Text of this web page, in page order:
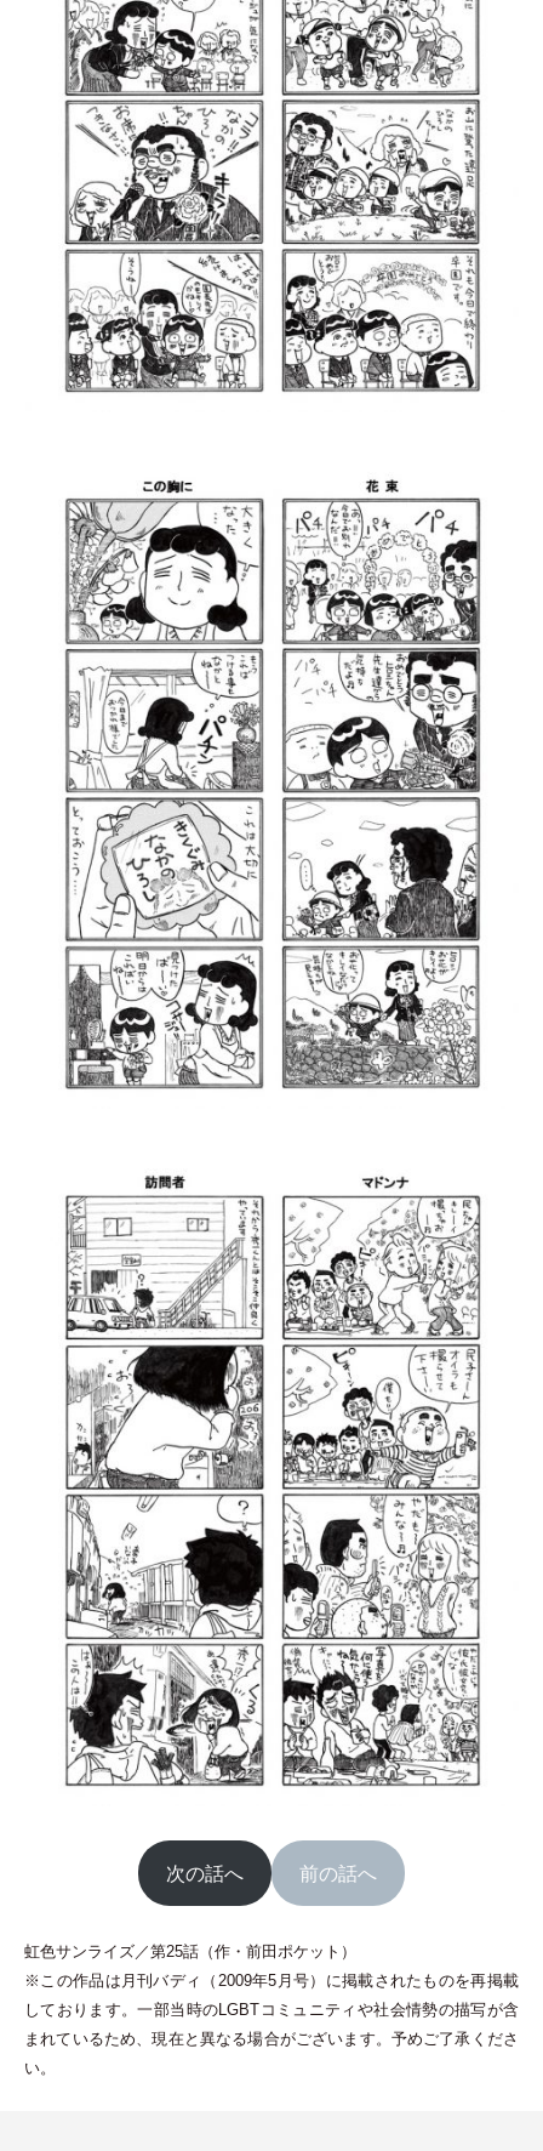
次の話へ 前の話へ
虹色サンライズ／第25話 （作 ・ 前田ポケット ）
※この作品は月刊バディ
（ 2009年5月号） に掲載されたものを再掲載
しております。一部当時のLGBTコミュニティや社会情勢の描写が含
まれているため、現在と異なる場合がございます。予めご了承くださ
い。